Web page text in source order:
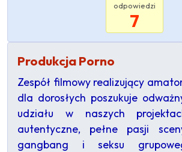
odpowiedzi
7
Produkcja Porno
Zespół filmowy realizujący
dla dorosłych poszukuje
udziału w naszych
autentyczne, pełne pasji
gangbang i seksu